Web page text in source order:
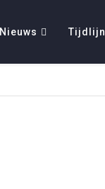
Nieuws Tijdlijn